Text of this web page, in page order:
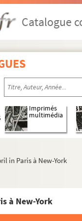
Catalogue
Imprimés
multimédia
in Paris à New-York
à New-York